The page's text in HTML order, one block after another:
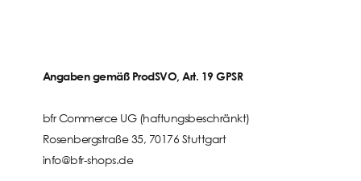
Angaben gemäß ProdSVO, Art. 19 GPSR
bfr Commerce UG (haftungsbeschränkt)
Rosenbergstraße 35, 70176 Stuttgart
info@bfr-shops.de